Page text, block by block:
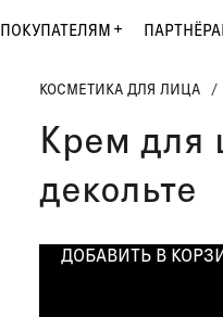
ПОКУПАТЕЛЯМ
КОСМЕТИКА ДЛЯ ЛИЦА /
Крем для
декольте
ДОБАВИТЬ В